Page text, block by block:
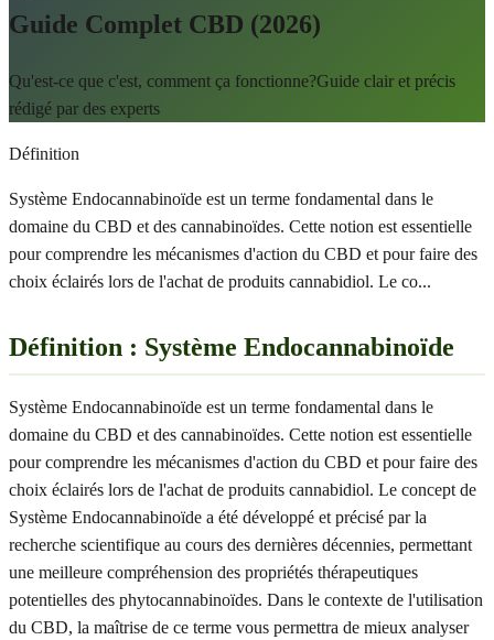
Guide Complet CBD (2026)
Qu'est-ce que c'est, comment ça fonctionne?Guide clair et précis
rédigé par des experts
Définition
Système Endocannabinoïde est un terme fondamental dans le
domaine du CBD et des cannabinoïdes. Cette notion est essentielle
pour comprendre les mécanismes d'action du CBD et pour faire des
choix éclairés lors de l'achat de produits cannabidiol. Le co...
Définition : Système Endocannabinoïde
Système Endocannabinoïde est un terme fondamental dans le
domaine du CBD et des cannabinoïdes. Cette notion est essentielle
pour comprendre les mécanismes d'action du CBD et pour faire des
choix éclairés lors de l'achat de produits cannabidiol. Le concept de
Système Endocannabinoïde a été développé et précisé par la
recherche scientifique au cours des dernières décennies, permettant
une meilleure compréhension des propriétés thérapeutiques
potentielles des phytocannabinoïdes. Dans le contexte de l'utilisation
du CBD, la maîtrise de ce terme vous permettra de mieux analyser